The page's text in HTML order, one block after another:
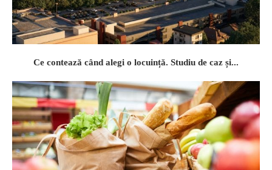
Ce contează când alegi o locuință. Studiu de caz și...